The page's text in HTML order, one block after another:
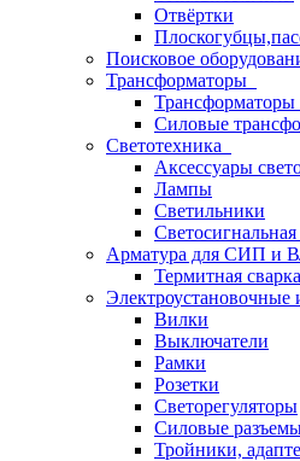
Отвёртки
Поисковое
Трансформаторы
Силовые
Светотехника
Аксессуары
Лампы
Светильники
Светосигнальная
Арматура для СИП и
Термитная сварка
Электроустановочные
Вилки
Выключатели
Рамки
Розетки
Светорегуляторы
Силовые
Тройники,